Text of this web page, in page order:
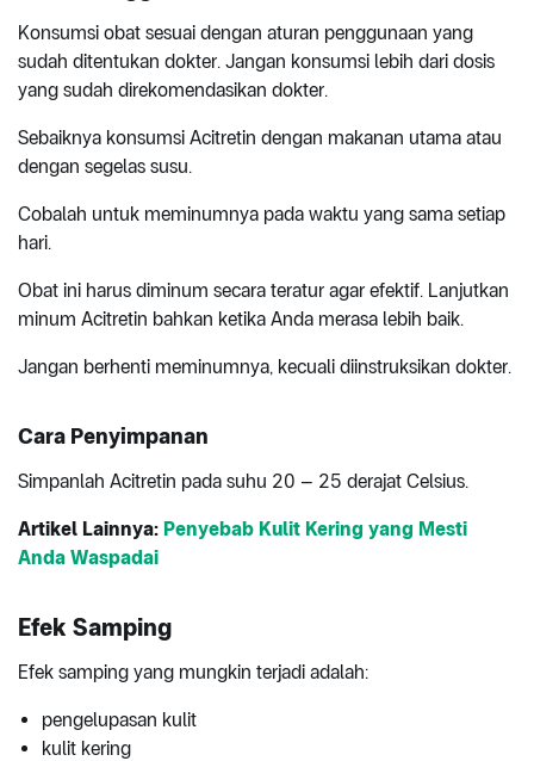
Konsumsi obat sesuai dengan aturan penggunaan yang
sudah ditentukan dokter. Jangan konsumsi lebih dari dosis
yang sudah direkomendasikan dokter.
Sebaiknya konsumsi Acitretin dengan makanan utama atau
dengan segelas susu.
Cobalah untuk meminumnya pada waktu yang sama setiap
hari.
Obat ini harus diminum secara teratur agar efektif. Lanjutkan
minum Acitretin bahkan ketika Anda merasa lebih baik.
Jangan berhenti meminumnya, kecuali diinstruksikan dokter.
Cara Penyimpanan
Simpanlah Acitretin pada suhu 20 – 25 derajat Celsius.
Artikel Lainnya: Penyebab Kulit Kering yang Mesti
Anda Waspadai
Efek Samping
Efek samping yang mungkin terjadi adalah:
pengelupasan kulit
kulit kering